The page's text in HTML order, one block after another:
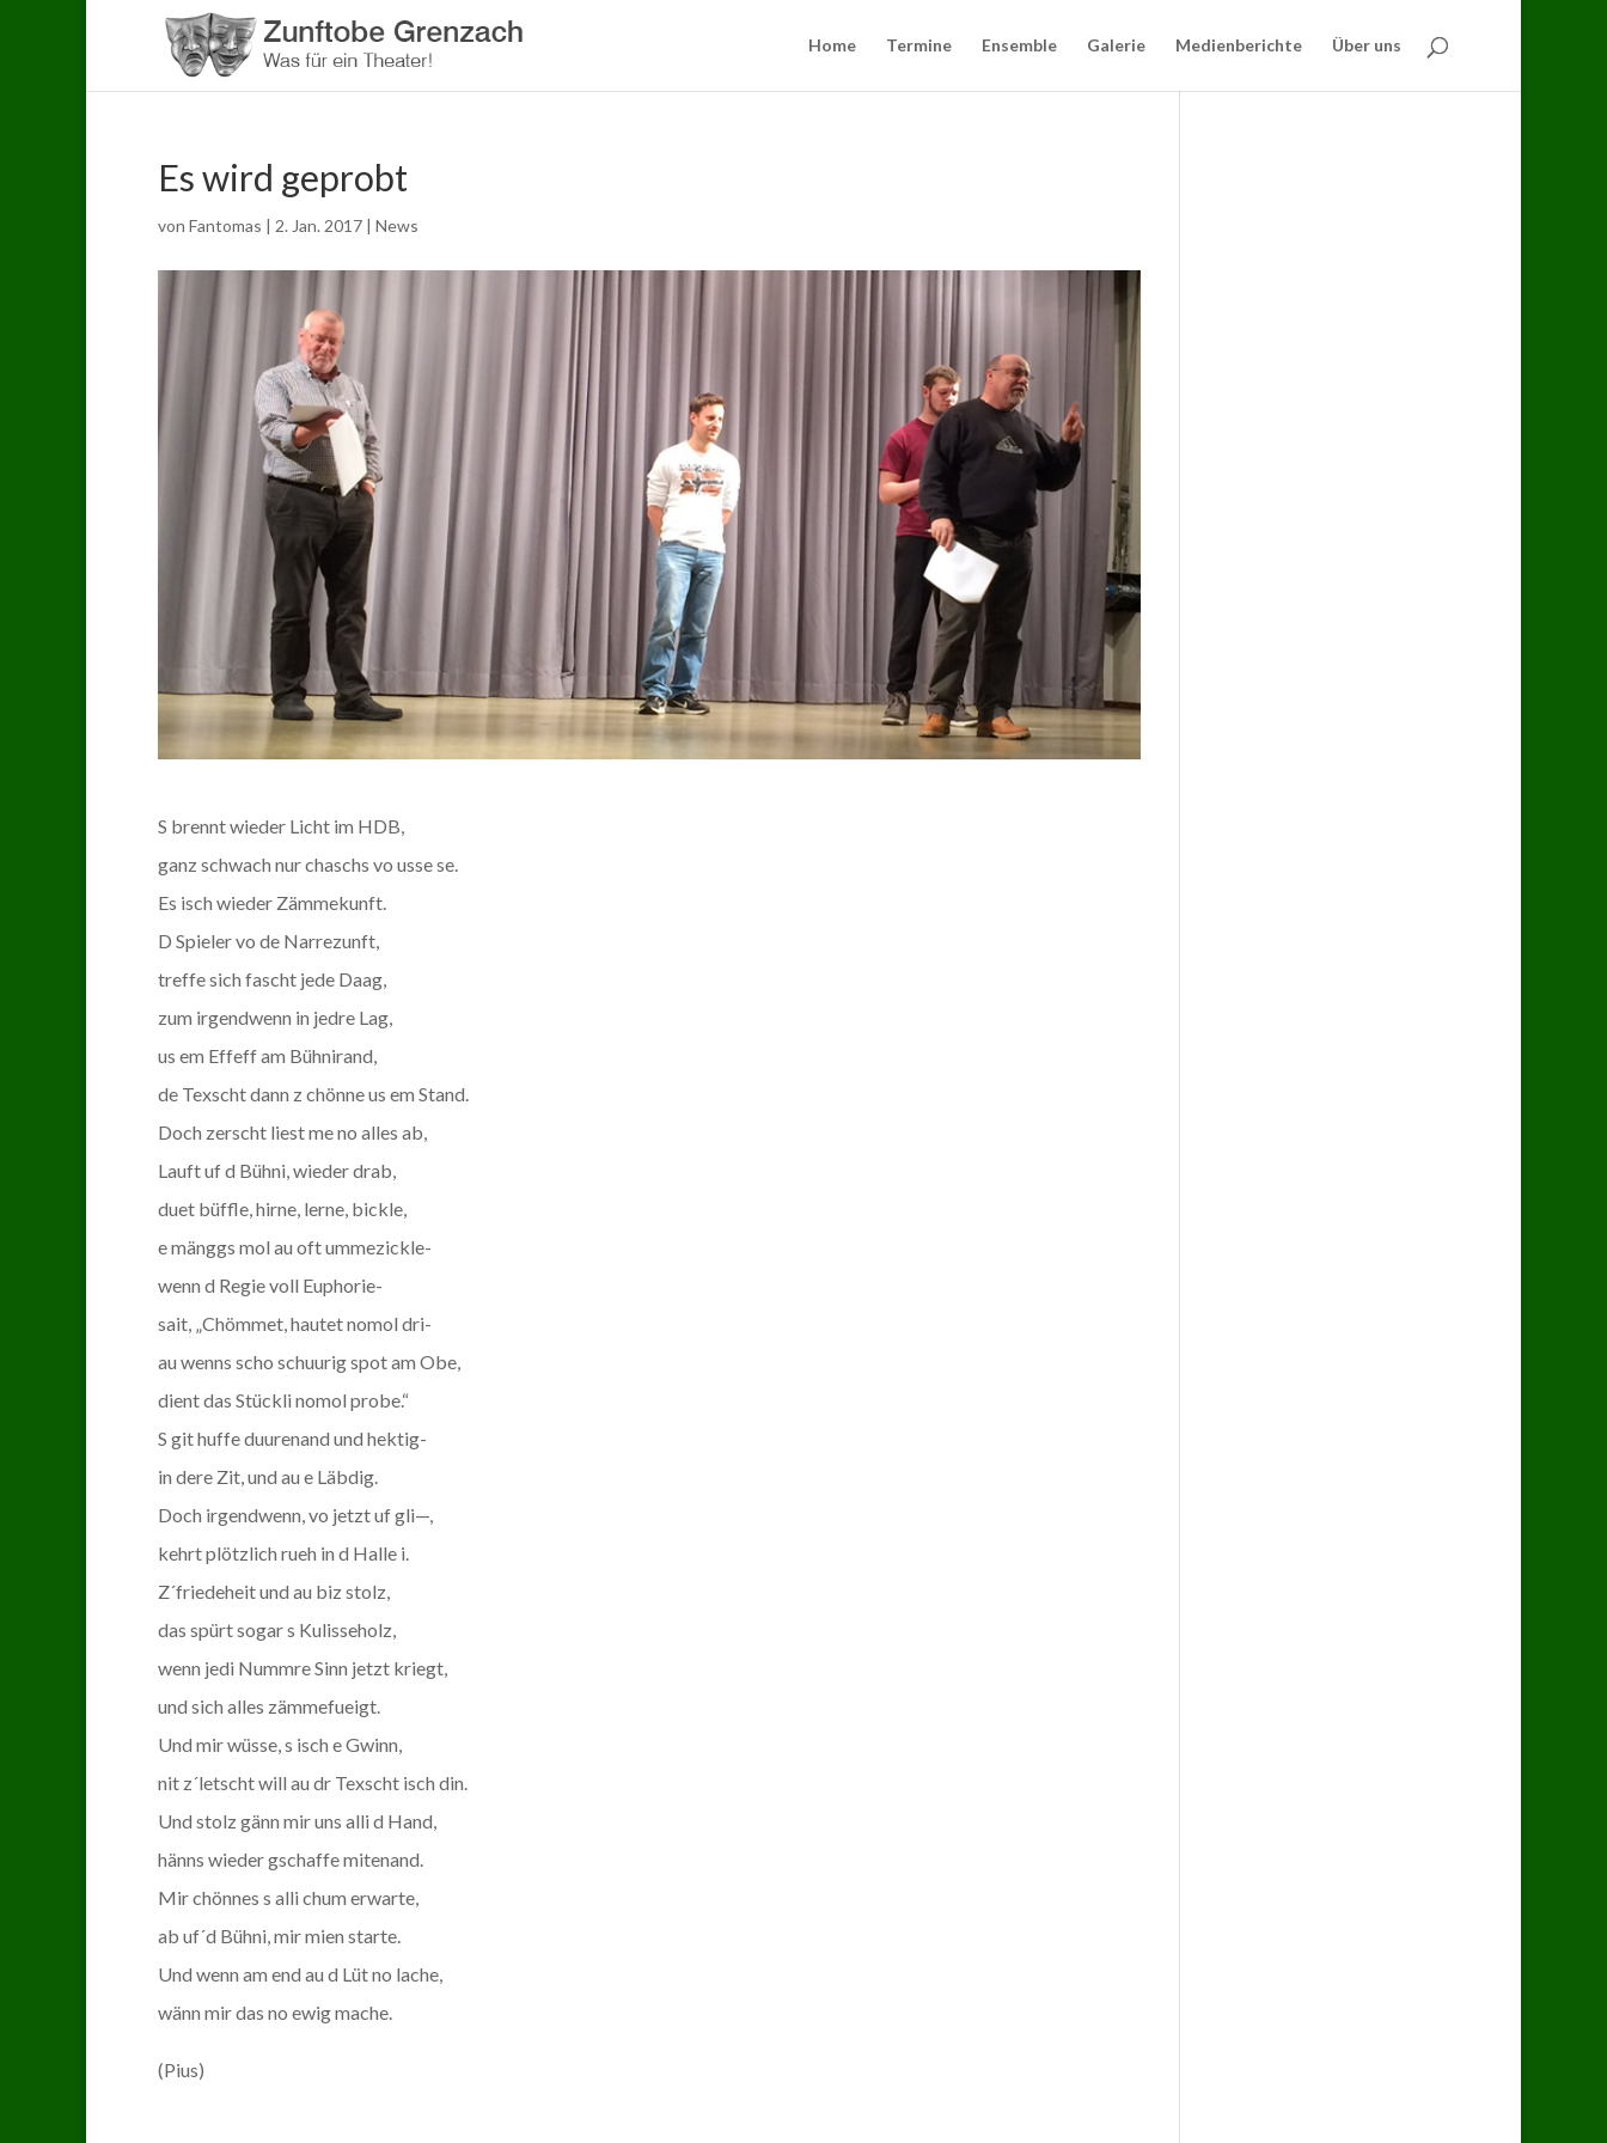
Home Termine Ensemble Galerie Medienberichte Über uns
Es wird geprobt
von Fantomas | 2. Jan. 2017 | News
S brennt wieder Licht im HDB,
ganz schwach nur chaschs vo usse se.
Es isch wieder Zämmekunft.
D Spieler vo de Narrezunft,
treffe sich fascht jede Daag,
zum irgendwenn in jedre Lag,
us em Effeff am Bühnirand,
de Texscht dann z chönne us em Stand.
Doch zerscht liest me no alles ab,
Lauft uf d Bühni, wieder drab,
duet büffle, hirne, lerne, bickle,
e mänggs mol au oft ummezickle-
wenn d Regie voll Euphorie-
sait, „Chömmet, hautet nomol dri-
au wenns scho schuurig spot am Obe,
dient das Stückli nomol probe.“
S git huffe duurenand und hektig-
in dere Zit, und au e Läbdig.
Doch irgendwenn, vo jetzt uf gli—,
kehrt plötzlich rueh in d Halle i.
Z´friedeheit und au biz stolz,
das spürt sogar s Kulisseholz,
wenn jedi Nummre Sinn jetzt kriegt,
und sich alles zämmefueigt.
Und mir wüsse, s isch e Gwinn,
nit z´letscht will au dr Texscht isch din.
Und stolz gänn mir uns alli d Hand,
hänns wieder gschaffe mitenand.
Mir chönnes s alli chum erwarte,
ab uf´d Bühni, mir mien starte.
Und wenn am end au d Lüt no lache,
wänn mir das no ewig mache.
(Pius)